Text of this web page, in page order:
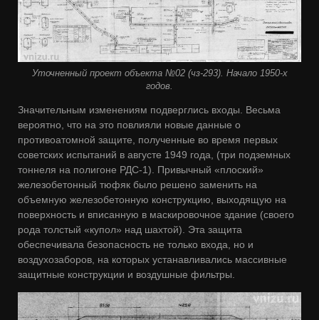
Уточненный проект объекта №02 (чз-293). Начало 1950-х
годов.
Значительным изменениям подверглись входы. Весьма
вероятно, что на это повлияли новые данные о
противоатомной защите, полученные во время первых
советских испытаний в августе 1949 года, (три подземных
тоннеля на полигоне РДС-1). Привычный «плоский»
железобетонный тюфяк было решено заменить на
объемную железобетонную конструкцию, выходящую на
поверхность и вписанную в маскировочное здание (своего
рода толстый «купол» над шахтой). Эта защита
обеспечивала безопасность не только входа, но и
воздухозаборов, на которых устанавливались массивные
защитные конструкции и воздушные фильтры.